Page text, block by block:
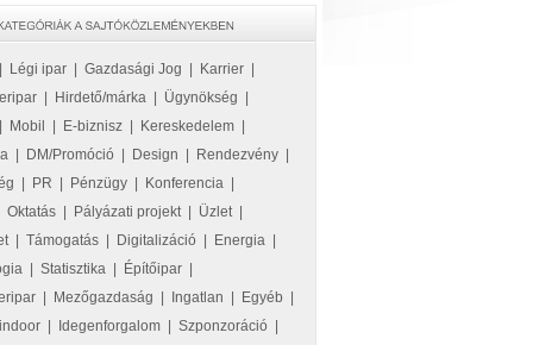
Légi ipar Gazdasági Jog Karrier
Hirdető/márka Ügynökség
Mobil E-biznisz Kereskedelem
DM/Promóció Design Rendezvény
PR Pénzügy Konferencia
Oktatás Pályázati projekt| Üzlet|
| Támogatás Digitalizáció Energia
Statisztika Építőipar
Mezőgazdaság Ingatlan Egyéb
Idegenforgalom Szponzoráció